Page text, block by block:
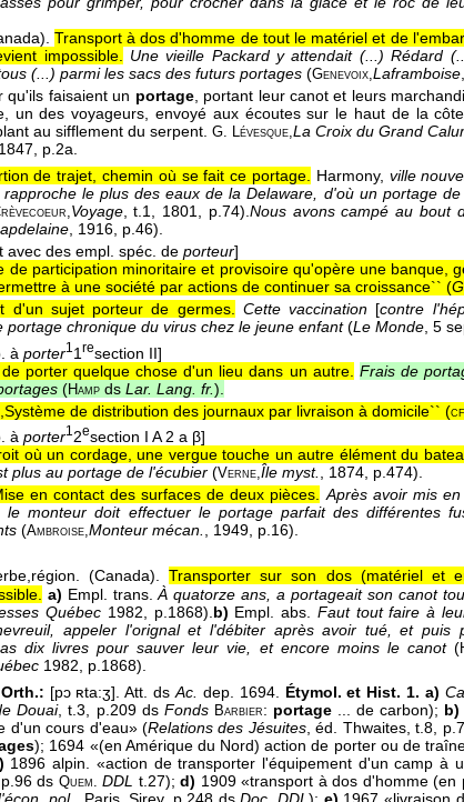
Transport à dos d'homme de tout le matériel et de
impossible.
Une vieille Packard y attendait (...) Rédard
(...) parmi les sacs des futurs portages (Genevoix,Laframboise
qu'ils faisaient un portage, portant leur canot et leurs
un des voyageurs, envoyé aux écoutes sur le haut de la
au sifflement du serpent. G. Lévesque,La Croix du Grand
, p.2a.
de trajet, chemin où se fait ce portage. Harmony, ville
le plus des eaux de la Delaware, d'où un portage
Voyage, t.1 , 1801 , p.74). Nous avons campé au bout
, 1916 , p.46).
avec des empl. spéc. de porteur]
de participation minoritaire et provisoire qu'opère une banque,
à une société par actions de continuer sa croissance`` (
d'un sujet porteur de germes. Cette vaccination [contre
portage chronique du virus chez le jeune enfant(Le Monde , 5
à porter1 1 resection II]
porter quelque chose d'un lieu dans un autre. Frais de
(Hamp ds Lar. Lang. fr.).
,,Système de distribution des journaux par livraison à domicile`` (
à porter12esection I A 2 a β]
où un cordage, une vergue touche un autre élément du
plus au portage de l'écubier (Verne,Île myst., 1874, p.474).
en contact des surfaces de deux pièces. Après avoir mis
le monteur doit effectuer le portage parfait des différentes
(Ambroise,Monteur mécan., 1949, p.16).
région. (Canada). Transporter sur son dos (matériel et
a) Empl. trans. À quatorze ans, a portageait son canot
Québec 1982, p.1868).b) Empl. abs. Faut tout faire à
appeler l'orignal et l'débiter après avoir tué, et puis
dix livres pour sauver leur vie, et encore moins le canot(
1982, p.1868).
[pɔ ʀta:ʒ]. Att. dsAc. dep. 1694. Étymol. et Hist. 1. a) Ca
Douai, t.3, p.209 ds Fonds Barbier: portage... de carbon); b)
d'un cours d'eau» (Relations des Jésuites, éd. Thwaites, t.8,
); 1694 «(en Amérique du Nord) action de porter ou de
1896 alpin. «action de transporter l'équipement d'un camp à
ds Quem.DDL t.27);d) 1909 «transport à dos d'homme